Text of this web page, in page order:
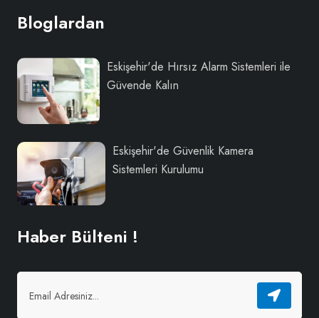
Bloglardan
Eskişehir'de Hırsız Alarm Sistemleri ile
Güvende Kalın
Eskişehir'de Güvenlik Kamera
Sistemleri Kurulumu
Haber Bülteni !